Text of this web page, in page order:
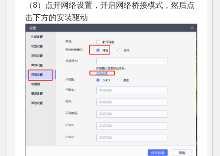
（8）点开网络设置，开启网络桥接模式，然后点
击下方的安装驱动